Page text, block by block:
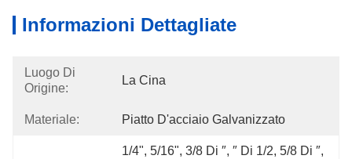
Informazioni Dettagliate
Luogo Di
Origine:
La Cina
Materiale: Piatto D'acciaio Galvanizzato
1/4", 5/16", 3/8 Di ″, ″ Di 1/2, 5/8 Di ″,